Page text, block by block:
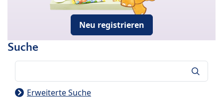
Neu registrieren
Suche
Erweiterte Suche